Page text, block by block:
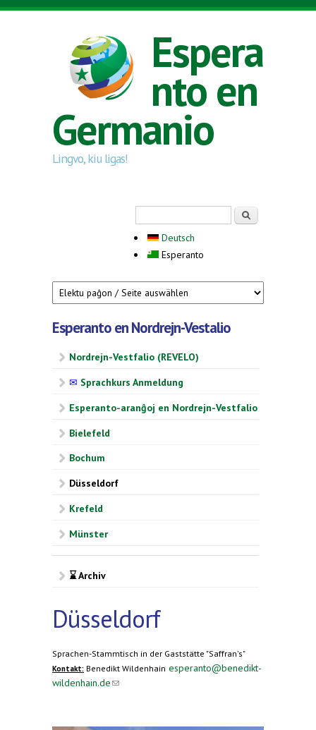
Skip to main content
Espera
nto en
Germanio
Lingvo, kiu ligas!
Deutsch
Esperanto
Esperanto en Nordrejn-Vestalio
Nordrejn-Vestfalio (REVELO)
✉ Sprachkurs Anmeldung
Esperanto-aranĝoj en Nordrejn-Vestfalio
Bielefeld
Bochum
Düsseldorf
Krefeld
Münster
⌛ Archiv
Düsseldorf
Sprachen-Stammtisch in der Gaststätte "Saffran's"
Kontakt: Benedikt Wildenhain esperanto@benedikt-
wildenhain.de(link sends e-mail)